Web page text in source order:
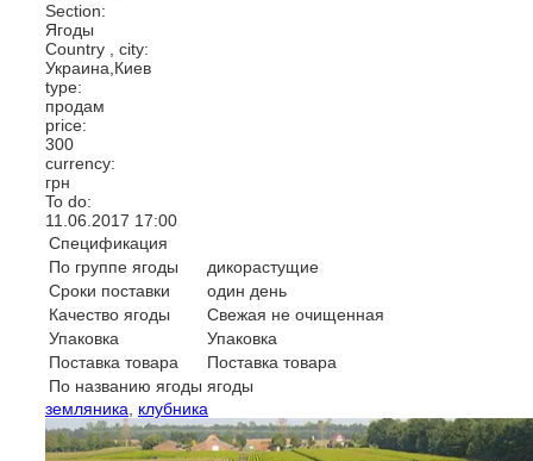
Section:
Ягоды
Country , city:
Украина,Киев
type:
продам
price:
300
currency:
грн
To do:
11.06.2017 17:00
Спецификация
По группе ягоды
дикорастущие
Сроки поставки
один день
Качество ягоды
Свежая не очищенная
Упаковка
Упаковка
Поставка товара
Поставка товара
По названию ягоды ягоды
земляника
клубника